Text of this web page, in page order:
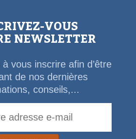
VOUS
NEWSLETTER
à vous inscrire afin d’être
de nos dernières
conseils,...